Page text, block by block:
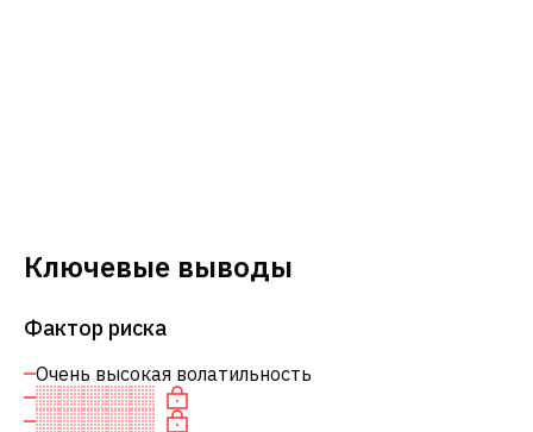
Ключевые выводы
Фактор риска
Очень высокая волатильность